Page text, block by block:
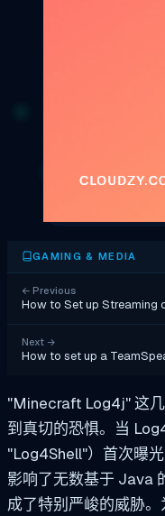
GAMING & MEDIA
← Previous
How to Set up Streaming
Next →
How to set up a
"Minecraft Log4j" 这
到真切的恐惧。当
"Log4Shell"）首次曝
影响了无数基于 Java
成了特别严峻的威胁